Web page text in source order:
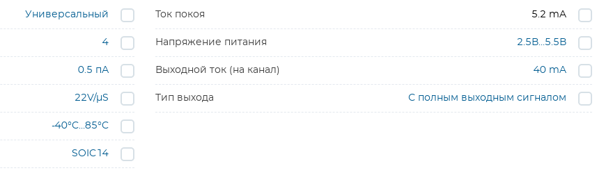
Универсальный
4
0.5 пА
22V/µS
Ток покоя 5.2 mA
Напряжение питания 2.5В…5.5В
Выходной ток (на канал) 40 mA
Тип выхода С полным выходным сигналом
-40°C…85°C
SOIC14